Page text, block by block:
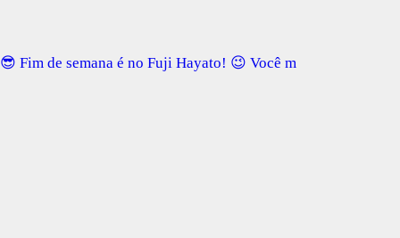
😎 Fim de semana é no Fuji Hayato! 😉 Você m